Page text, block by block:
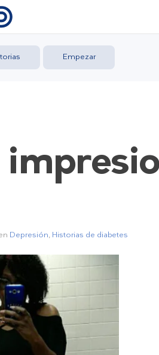
Empezar
Depresión, Historias de diabetes